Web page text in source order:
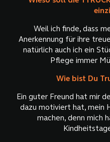
Weil ich finde, dass
Anerkennung für ihre
natürlich auch ich ein
Pflege immer
Wie bist Du
Ein guter Freund hat mir
dazu motiviert hat, mein
machen, denn mich